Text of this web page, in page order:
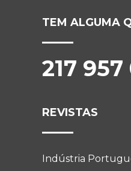
TEM ALGUMA
217
REVISTAS
Indústria